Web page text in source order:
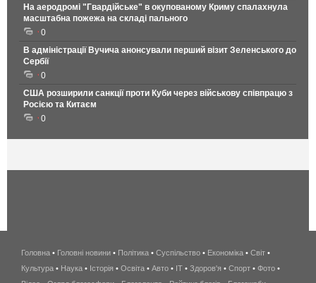
На аеродромі "Гвардійське" в окупованому Криму спалахнула
масштабна пожежа на складі пального
0
В адміністрації Вучича анонсували перший візит Зеленського до
Сербії
0
США розширили санкції проти Куби через військову співпрацю з
Росією та Китаєм
0
беспроводной
интернет
Головна • Головні новини • Політика • Суспільство • Економіка • Світ •
Культура • Наука • Історія • Освіта • Авто • IT • Здоров'я • Спорт • Фото •